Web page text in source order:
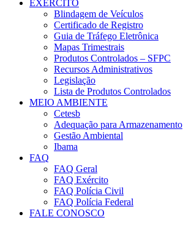
EXÉRCITO
Blindagem de Veículos
Certificado de Registro
Guia de Tráfego Eletrônica
Mapas Trimestrais
Produtos Controlados – SFPC
Recursos Administrativos
Legislação
Lista de Produtos Controlados
MEIO AMBIENTE
Cetesb
Adequação para Armazenamento
Gestão Ambiental
Ibama
FAQ
FAQ Geral
FAQ Exército
FAQ Polícia Civil
FAQ Polícia Federal
FALE CONOSCO